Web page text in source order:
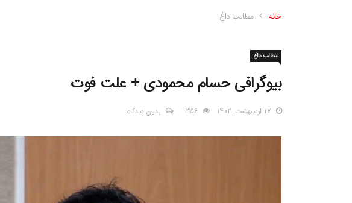
خانه مطالب داغ
مطالب داغ
بیوگرافی حسام محمودی + علت فوت
17 اردیبهشت, 1402 بدون دیدگاه